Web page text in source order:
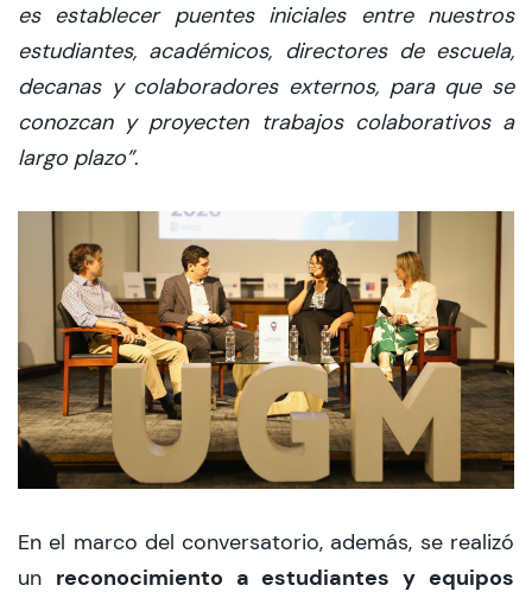
es establecer puentes iniciales entre nuestros
estudiantes, académicos, directores de escuela,
decanas y colaboradores externos, para que se
conozcan y proyecten trabajos colaborativos a
largo plazo”.
En el marco del conversatorio, además, se realizó
un reconocimiento a estudiantes y equipos